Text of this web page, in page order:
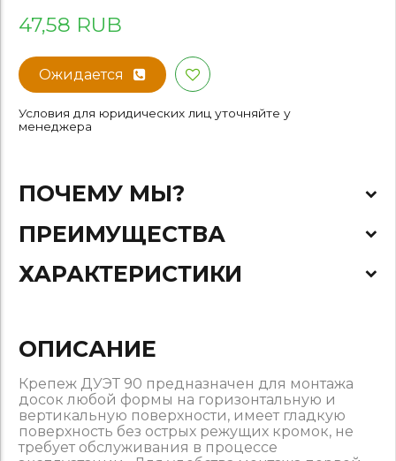
47,58 RUB
Ожидается
Условия для юридических лиц уточняйте у
менеджера
ПОЧЕМУ МЫ?
ПРЕИМУЩЕСТВА
ХАРАКТЕРИСТИКИ
ОПИСАНИЕ
Крепеж ДУЭТ 90 предназначен для монтажа
досок любой формы на горизонтальную и
вертикальную поверхности, имеет гладкую
поверхность без острых режущих кромок, не
требует обслуживания в процессе